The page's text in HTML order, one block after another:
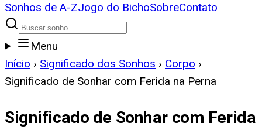
Sonhos de A-ZJogo do BichoSobreContato
Menu
Início › Significado dos Sonhos › Corpo ›
Significado de Sonhar com Ferida na Perna
Significado de Sonhar com Ferida